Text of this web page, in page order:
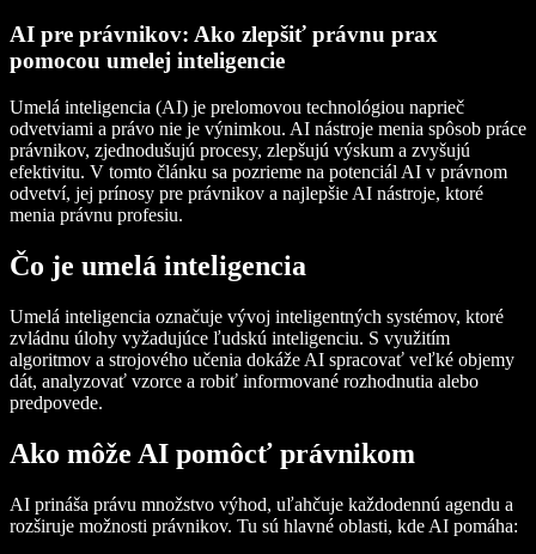
AI pre právnikov: Ako zlepšiť právnu prax
pomocou umelej inteligencie
Umelá inteligencia (AI) je prelomovou technológiou naprieč
odvetviami a právo nie je výnimkou. AI nástroje menia spôsob práce
právnikov, zjednodušujú procesy, zlepšujú výskum a zvyšujú
efektivitu. V tomto článku sa pozrieme na potenciál AI v právnom
odvetví, jej prínosy pre právnikov a najlepšie AI nástroje, ktoré
menia právnu profesiu.
Čo je umelá inteligencia
Umelá inteligencia označuje vývoj inteligentných systémov, ktoré
zvládnu úlohy vyžadujúce ľudskú inteligenciu. S využitím
algoritmov a strojového učenia dokáže AI spracovať veľké objemy
dát, analyzovať vzorce a robiť informované rozhodnutia alebo
predpovede.
Ako môže AI pomôcť právnikom
AI prináša právu množstvo výhod, uľahčuje každodennú agendu a
rozširuje možnosti právnikov. Tu sú hlavné oblasti, kde AI pomáha: